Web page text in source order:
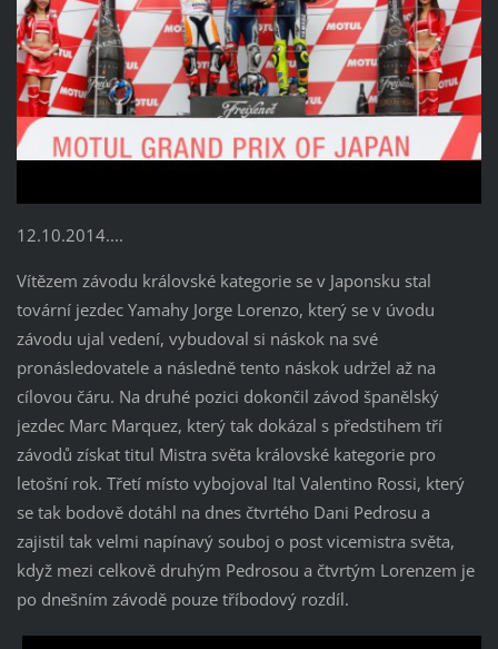
12.10.2014....
Vítězem závodu královské kategorie se v Japonsku stal
tovární jezdec Yamahy Jorge Lorenzo, který se v úvodu
závodu ujal vedení, vybudoval si náskok na své
pronásledovatele a následně tento náskok udržel až na
cílovou čáru. Na druhé pozici dokončil závod španělský
jezdec Marc Marquez, který tak dokázal s předstihem tří
závodů získat titul Mistra světa královské kategorie pro
letošní rok. Třetí místo vybojoval Ital Valentino Rossi, který
se tak bodově dotáhl na dnes čtvrtého Dani Pedrosu a
zajistil tak velmi napínavý souboj o post vicemistra světa,
když mezi celkově druhým Pedrosou a čtvrtým Lorenzem je
po dnešním závodě pouze tříbodový rozdíl.